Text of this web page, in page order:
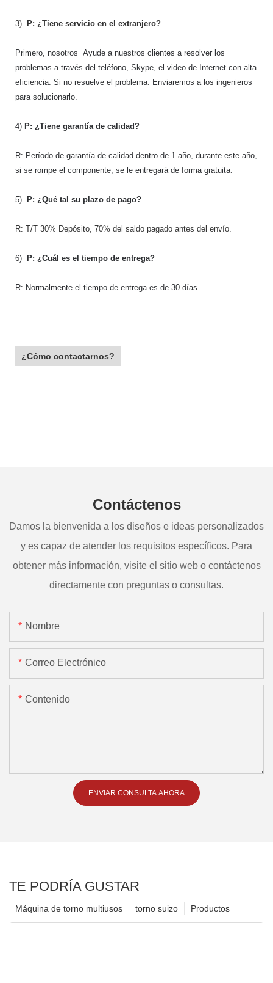
3) P: ¿Tiene servicio en el extranjero?
Primero, nosotros Ayude a nuestros clientes a resolver los
problemas a través del teléfono, Skype, el video de Internet con alta
eficiencia. Si no resuelve el problema. Enviaremos a los ingenieros
para solucionarlo.
4) P: ¿Tiene garantía de calidad?
R: Período de garantía de calidad dentro de 1 año, durante este año,
si se rompe el componente, se le entregará de forma gratuita.
5) P: ¿Qué tal su plazo de pago?
R: T/T 30% Depósito, 70% del saldo pagado antes del envío.
6) P: ¿Cuál es el tiempo de entrega?
R: Normalmente el tiempo de entrega es de 30 días.
¿Cómo contactarnos?
Contáctenos
Damos la bienvenida a los diseños e ideas personalizados
y es capaz de atender los requisitos específicos. Para
obtener más información, visite el sitio web o contáctenos
directamente con preguntas o consultas.
Nombre
Correo Electrónico
Contenido
ENVIAR CONSULTA AHORA
TE PODRÍA GUSTAR
Productos
torno suizo
Máquina de torno multiusos